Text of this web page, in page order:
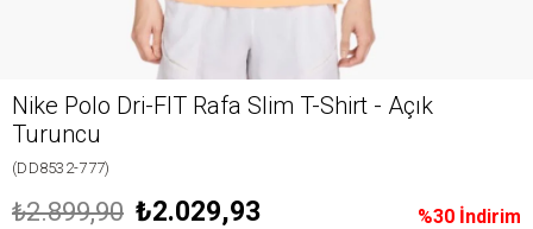
Nike Polo Dri-FIT Rafa Slim T-Shirt - Açık
Turuncu
(DD8532-777)
%30 İndirim
₺2.899,90 ₺2.029,93